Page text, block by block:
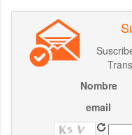
Nombre
email